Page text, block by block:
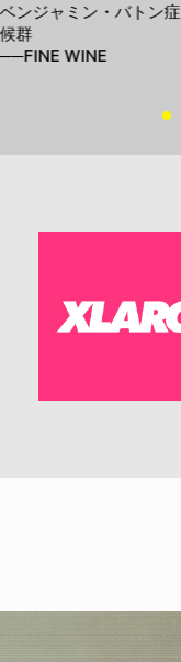
ベンジャミン・バトン症
候群
──FINE WINE